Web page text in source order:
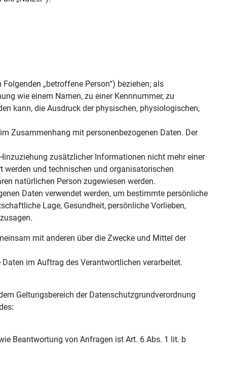
„betroffene Person“) beziehen; als
wie einem Namen, zu einer Kennnummer, zu
kann, die Ausdruck der physischen, physiologischen,
Zusammenhang mit personenbezogenen Daten. Der
zusätzlicher Informationen nicht mehr einer
und technischen und organisatorischen
natürlichen Person zugewiesen werden.
Daten verwendet werden, um bestimmte persönliche
Lage, Gesundheit, persönliche Vorlieben,
mit anderen über die Zwecke und Mittel der
im Auftrag des Verantwortlichen verarbeitet.
Geltungsbereich der Datenschutzgrundverordnung
Beantwortung von Anfragen ist Art. 6 Abs. 1 lit. b